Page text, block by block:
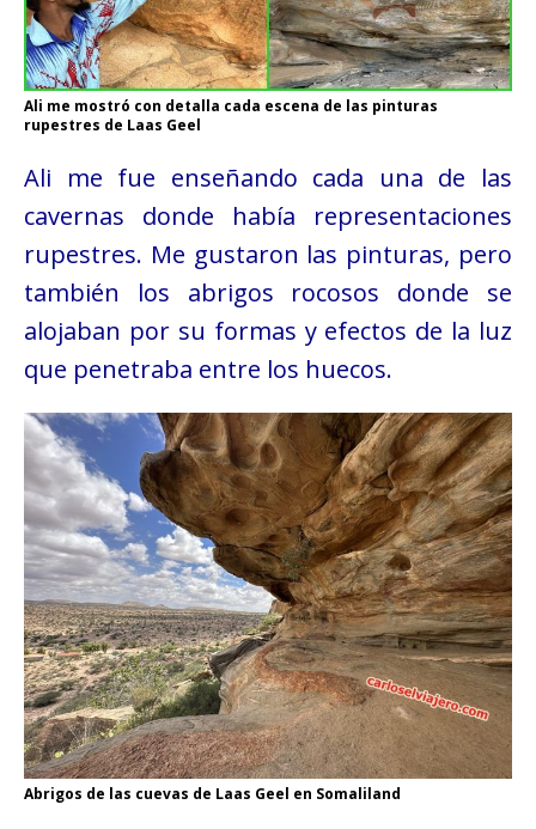
Ali me mostró con detalla cada escena de las pinturas
rupestres de Laas Geel
Ali me fue enseñando cada una de las
cavernas donde había representaciones
rupestres. Me gustaron las pinturas, pero
también los abrigos rocosos donde se
alojaban por su formas y efectos de la luz
que penetraba entre los huecos.
Abrigos de las cuevas de Laas Geel en Somaliland